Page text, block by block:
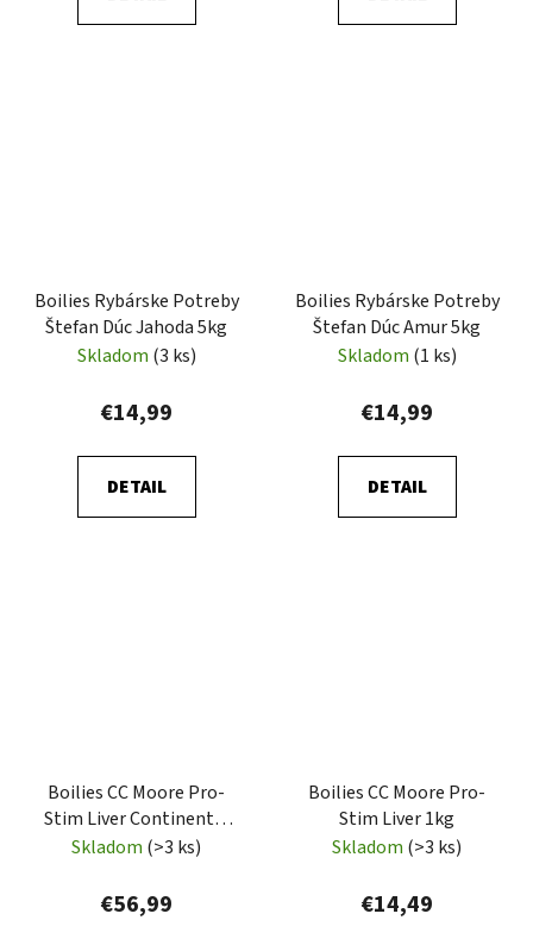
Boilies Rybárske Potreby
Štefan Dúc Jahoda 5kg
Skladom (3 ks)
€14,99
DETAIL
Boilies Rybárske Potreby
Štefan Dúc Amur 5kg
Skladom (1 ks)
€14,99
DETAIL
Boilies CC Moore Pro-
Stim Liver Continental
5kg
Skladom (>3 ks)
€56,99
Boilies CC Moore Pro-
Stim Liver 1kg
Skladom (>3 ks)
€14,49